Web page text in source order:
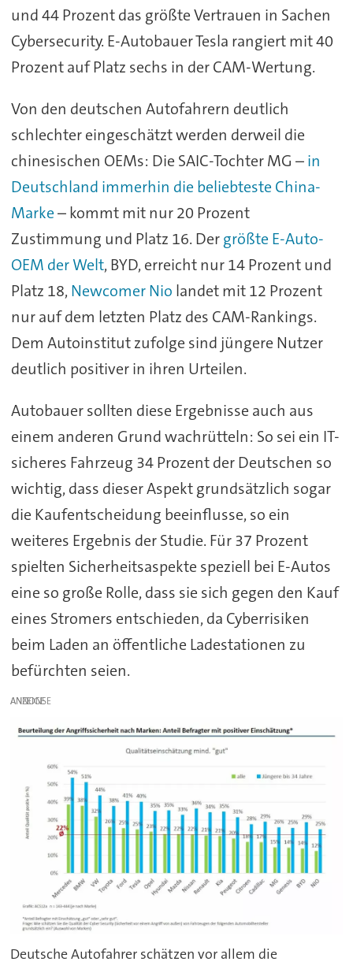
und 44 Prozent das größte Vertrauen in Sachen
Cybersecurity. E-Autobauer Tesla rangiert mit 40
Prozent auf Platz sechs in der CAM-Wertung.
Von den deutschen Autofahrern deutlich
schlechter eingeschätzt werden derweil die
chinesischen OEMs: Die SAIC-Tochter MG –in
Deutschland immerhin die beliebteste China-
Marke– kommt mit nur 20 Prozent
Zustimmung und Platz 16. Dergrößte E-Auto-
OEM der Welt, BYD, erreicht nur 14 Prozent und
Platz 18, Newcomer Nio landet mit 12 Prozent
nur auf dem letzten Platz des CAM-Rankings.
Dem Autoinstitut zufolge sind jüngere Nutzer
deutlich positiver in ihren Urteilen.
Autobauer sollten diese Ergebnisse auch aus
einem anderen Grund wachrütteln: So sei ein IT-
sicheres Fahrzeug 34 Prozent der Deutschen so
wichtig, dass dieser Aspekt grundsätzlich sogar
die Kaufentscheidung beeinflusse, so ein
weiteres Ergebnis der Studie. Für 37 Prozent
spielten Sicherheitsaspekte speziell bei E-Autos
eine so große Rolle, dass sie sich gegen den Kauf
eines Stromers entschieden, da Cyberrisiken
beim Laden an öffentliche Ladestationen zu
befürchten seien.
ANZEIGE
Deutsche Autofahrer schätzen vor allem die